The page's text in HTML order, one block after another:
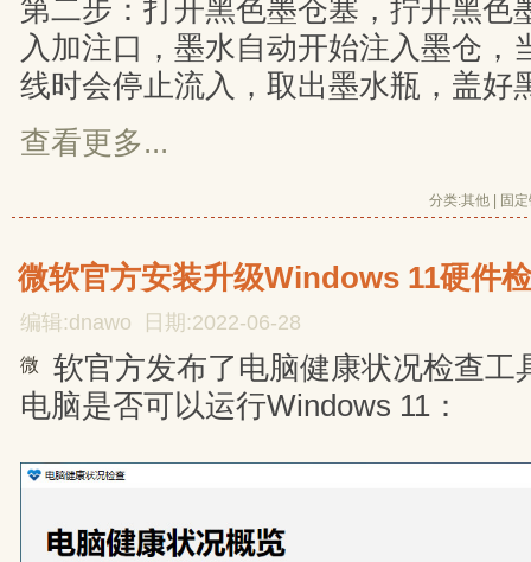
第二步：打开黑色墨仓塞，拧开黑色
入加注口，墨水自动开始注入墨仓，
线时会停止流入，取出墨水瓶，盖好
查看更多...
分类:其他 固
微软官方安装升级Windows 11硬件
编辑:dnawo 日期:2022-06-28
微
软官方发布了电脑健康状况检查工
电脑是否可以运行Windows 11：